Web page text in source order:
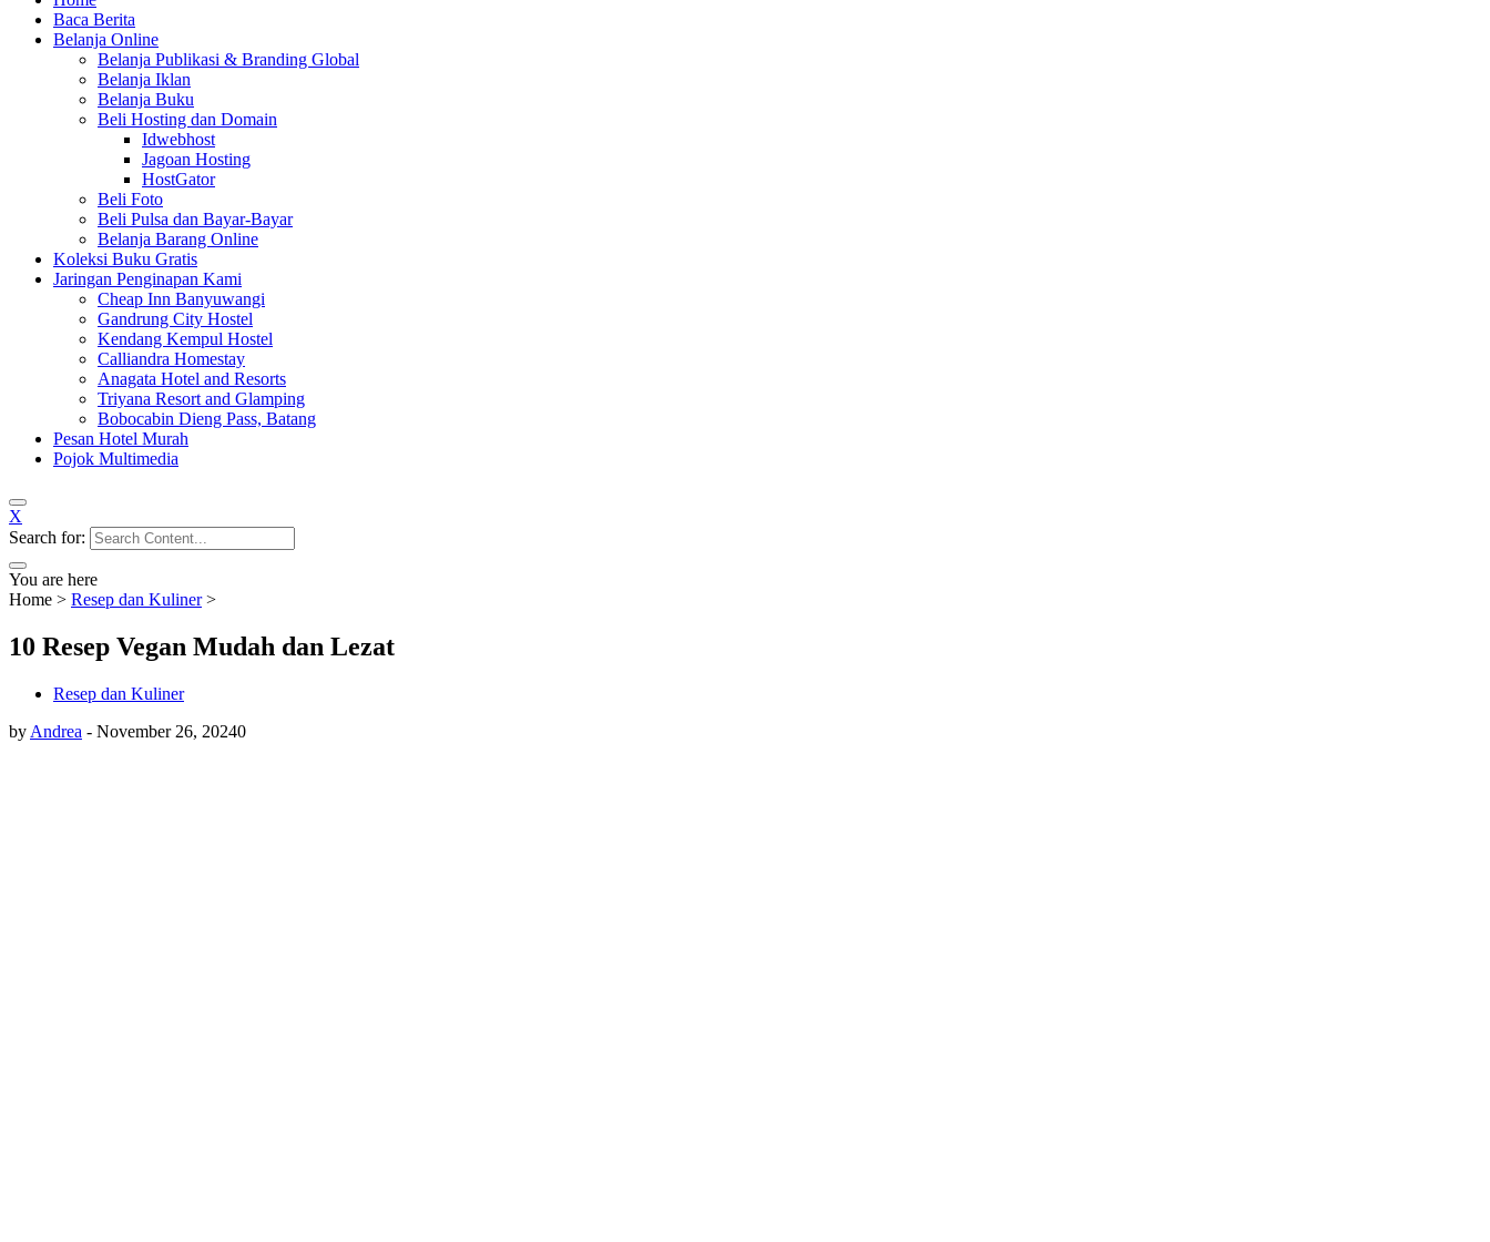
Baca Berita
Belanja Online
Belanja Publikasi & Branding Global
Belanja Iklan
Belanja Buku
Beli Hosting dan Domain
Idwebhost
Jagoan Hosting
HostGator
Beli Foto
Beli Pulsa dan Bayar-Bayar
Belanja Barang Online
Koleksi Buku Gratis
Jaringan Penginapan Kami
Cheap Inn Banyuwangi
Gandrung City Hostel
Kendang Kempul Hostel
Calliandra Homestay
Anagata Hotel and Resorts
Triyana Resort and Glamping
Bobocabin Dieng Pass, Batang
Pesan Hotel Murah
Pojok Multimedia
X
Search for:
You are here
Home > Resep dan Kuliner >
10 Resep Vegan Mudah dan Lezat
Resep dan Kuliner
by Andrea - November 26, 20240